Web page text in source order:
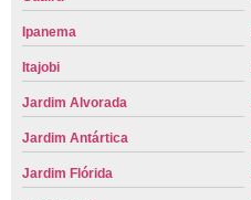
Ipanema
Itajobi
Jardim Alvorada
Jardim Antártica
Jardim Flórida